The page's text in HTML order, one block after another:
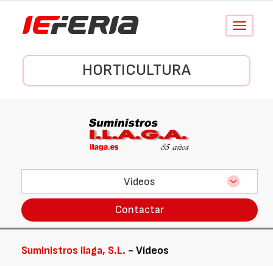
Conmutar
HORTICULTURA
Vídeos
Contactar
Suministros Ilaga, S.L. - Vídeos